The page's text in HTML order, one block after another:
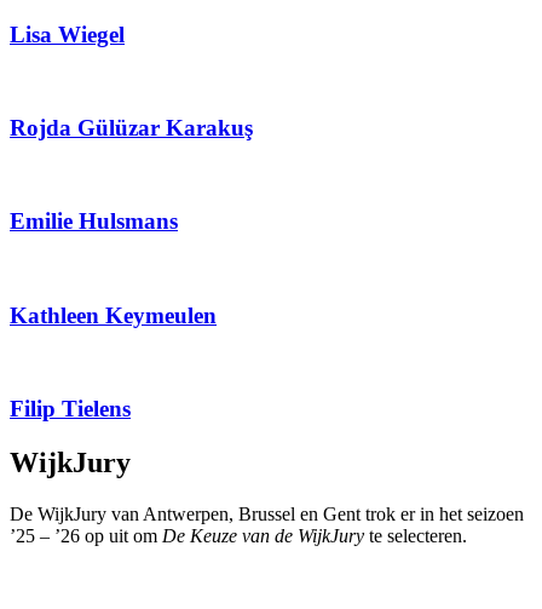
Lisa Wiegel
Rojda Gülüzar Karakuş
Emilie Hulsmans
Kathleen Keymeulen
Filip Tielens
WijkJury
De WijkJury van Antwerpen, Brussel en Gent trok er in het seizoen
’25 – ’26 op uit om De Keuze van de WijkJury te selecteren.